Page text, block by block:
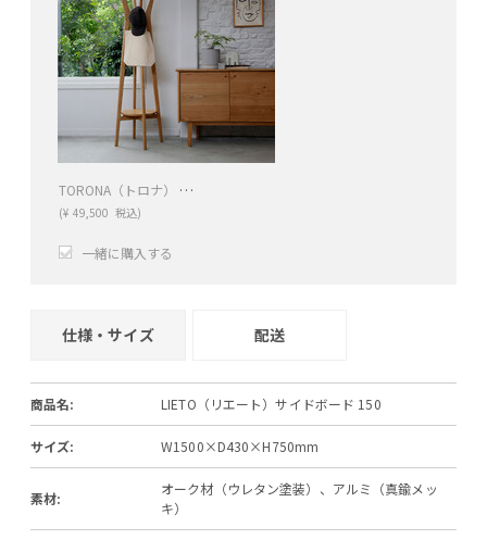
TORONA（トロナ） ハンガーラック
(¥ 49,500 税込)
一緒に購入する
仕様・サイズ 配送
商品名: LIETO（リエート）サイドボード 150
サイズ: W1500×D430×H750mm
素材:
オーク材（ウレタン塗装）、アルミ（真鍮メッ
キ）